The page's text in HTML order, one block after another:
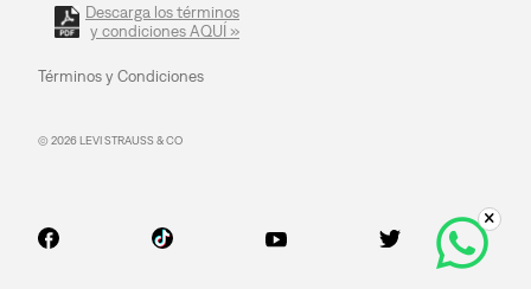
Descarga los términos
y condiciones AQUÍ »
Términos y Condiciones
© 2026 LEVI STRAUSS & CO